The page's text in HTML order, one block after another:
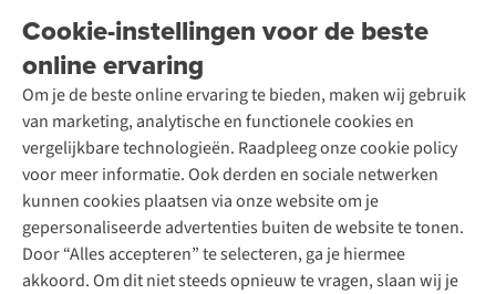
Cookie-instellingen voor de beste
online ervaring
Om je de beste online ervaring te bieden, maken wij gebruik
van marketing, analytische en functionele cookies en
vergelijkbare technologieën. Raadpleeg onze cookie policy
voor meer informatie. Ook derden en sociale netwerken
kunnen cookies plaatsen via onze website om je
gepersonaliseerde advertenties buiten de website te tonen.
Door “Alles accepteren” te selecteren, ga je hiermee
akkoord. Om dit niet steeds opnieuw te vragen, slaan wij je
Garantie
Contact
Onze winkels
Over A.S.Adventure
Toegankelijkheidsverklaring
Ski-onderhoud
Wasservice
Schoenonderhoud
Schoenherstelling
Kledingherstelling
Retouches
Voor bedrijven
A.S.Magazine
Podcast
Explore Academy
Explore Camp
Gear Check
Inspiratie & advies
Meld je aan voor de nieuwsbrief
Follow us